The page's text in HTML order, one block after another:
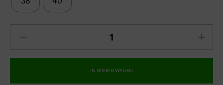
IN WINKELWAGEN